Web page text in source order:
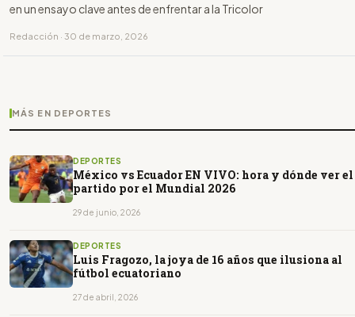
en un ensayo clave antes de enfrentar a la Tricolor
Redacción · 30 de marzo, 2026
MÁS EN DEPORTES
DEPORTES
México vs Ecuador EN VIVO: hora y dónde ver el
partido por el Mundial 2026
29 de junio, 2026
DEPORTES
Luis Fragozo, la joya de 16 años que ilusiona al
fútbol ecuatoriano
27 de abril, 2026